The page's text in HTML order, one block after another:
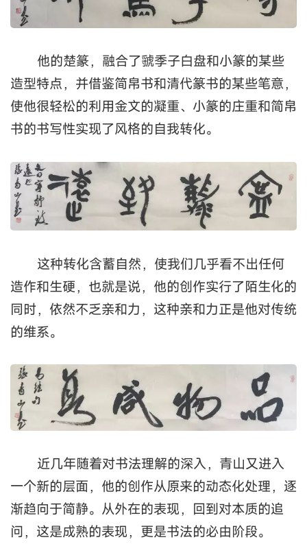
早期隶书风格的形成，和我们传统的靠渐悟
是不一样的，它属于顿悟，在短期内就实现了突
破，创作出属于自己的艺术图式。这种对书法造型
的驾驭能力，也反映在他的篆书创作上。
他的楚篆，融合了虢季子白盘和小篆的某些
造型特点，并借鉴简帛书和清代篆书的某些笔意，
使他很轻松的利用金文的凝重、小篆的庄重和简帛
书的书写性实现了风格的自我转化。
这种转化含蓄自然，使我们几乎看不出任何
造作和生硬，也就是说，他的创作实行了陌生化的